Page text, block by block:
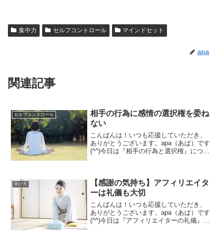
集中力 セルフコントロール マインドセット
apa
関連記事
セルフコントロール
相手の行為に感情の選択権を委ね
ない
こんばんは！いつも応援していただき、
ありがとうございます。apa（あぱ）です
(^^)今日は『相手の行為と選択権』につい
本来感情の生き...
学び方
【感謝の気持ち】アフィリエイタ
ーは礼儀も大切
こんばんは！いつも応援していただき、
ありがとうございます。apa（あぱ）です
(^^)今日は『アフィリエイターの礼儀』に